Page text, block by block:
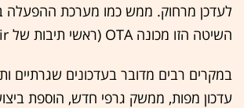
לעדכן מרחוק. ממש כמו מערכת ההפעלה
השיטה הזו מכונה OTA (ראשי תיבות של Over The Air).
במקרים רבים מדובר בעדכונים שגרתיים
עדכון מפות, ממשק גרפי חדש, הוספת